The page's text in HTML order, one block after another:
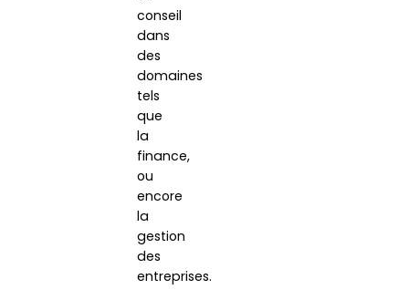
conseil
dans
des
domaines
tels
que
la
finance,
ou
encore
la
gestion
des
entreprises.